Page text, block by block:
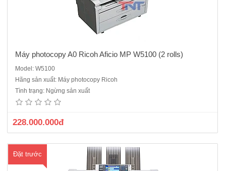
Máy photocopy A0 Ricoh Aficio MP W5100 (2 rolls)
Model: W5100
Hãng sản xuất: Máy photocopy Ricoh
Tình trạng: Ngừng sản xuất
228.000.000đ
Đặt trước
Máy photocopy A0 Ricoh Aficio MP W7100 (4rolls) là máy cũ nhập
khẩu model năm 2018 là máy photocopy kỹ thuật số khổ lớn được
thiết kế để đáp ứng nhu cầu của các văn phòng xây dựng, kỹ thuật và
kiến ​​trúc để in bản vẽ, biểu ngữ hoặc k..